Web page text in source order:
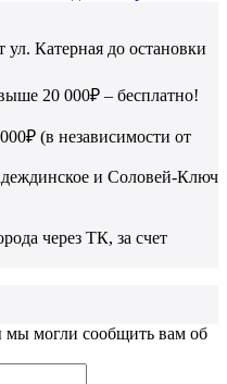
Катерная до остановки
20 000₽ – бесплатно!
(в независимости от
и Соловей-Ключ
через ТК, за счет
мы могли сообщить вам об